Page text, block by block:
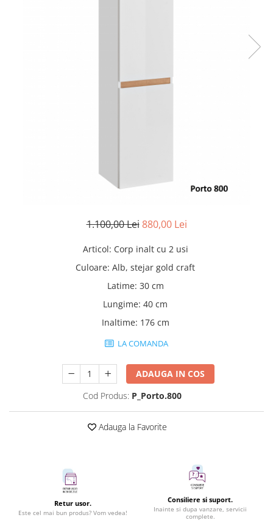
1.100,00 Lei 880,00 Lei
Articol: Corp inalt cu 2 usi
Culoare: Alb, stejar gold craft
Latime: 30 cm
Lungime: 40 cm
Inaltime: 176 cm
LA COMANDA
ADAUGA IN COS
Cod Produs: P_Porto.800
Adauga la Favorite
Retur usor.
Este cel mai bun produs? Vom vedea!
Consiliere si suport.
Inainte si dupa vanzare, servicii
complete.